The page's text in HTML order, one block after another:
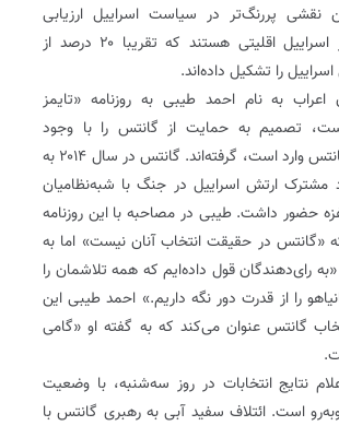
نقشی پررنگ‌تر در سیاست اسراییل ارزیابی
کرده‌اند. اعراب در اسراییل اقلیتی هستند که تقریبا ۲۰ درصد از
اعراب به نام احمد طیبی به روزنامه «تایمز
تصمیم به حمایت از گانتس را با وجود
ایرادهایی که به گانتس وارد است، گرفته‌اند. گانتس در سال ۲۰۱۴ به
مشترک ارتش اسراییل در جنگ با شبه‌نظامیان
حضور داشت. طیبی در مصاحبه با این روزنامه
«گانتس در حقیقت انتخاب آنان نیست» اما به
«به رای‌دهندگان قول داده‌ایم که همه تلاشمان را
را از قدرت دور نگه داریم.» احمد طیبی این
گانتس عنوان می‌کند که به گفته او «گامی
نتایج انتخابات در روز سه‌شنبه، با وضعیت
است. ائتلاف سفید آبی به رهبری گانتس با